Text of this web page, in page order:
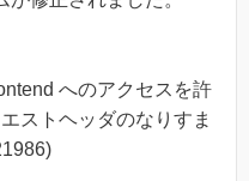
へのアクセスを許
ストヘッダのなりすま